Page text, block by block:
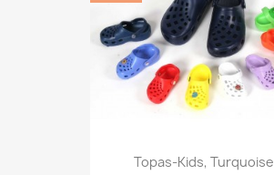
Topas-Kids, Turquoise